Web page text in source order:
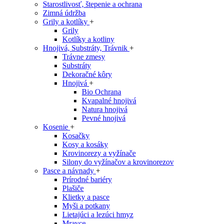
Starostlivosť, štepenie a ochrana
Zimná údržba
Grily a kotlíky +
Grily
Kotlíky a kotliny
Hnojivá, Substráty, Trávnik +
Trávne zmesy
Substráty
Dekoračné kôry
Hnojivá +
Bio Ochrana
Kvapalné hnojivá
Natura hnojivá
Pevné hnojivá
Kosenie +
Kosačky
Kosy a kosáky
Krovinorezy a vyžínače
Silony do vyžínačov a krovinorezov
Pasce a návnady +
Prírodné bariéry
Plašiče
Klietky a pasce
Myši a potkany
Lietajúci a lezúci hmyz